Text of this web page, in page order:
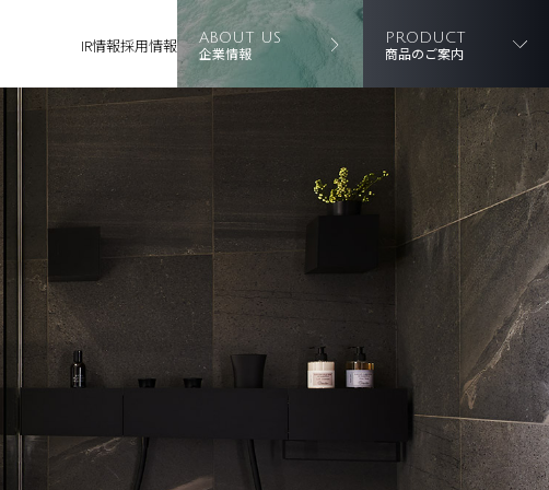
IR情報採用情報 ABOUT US
企業情報
PRODUCT
商品のご案内